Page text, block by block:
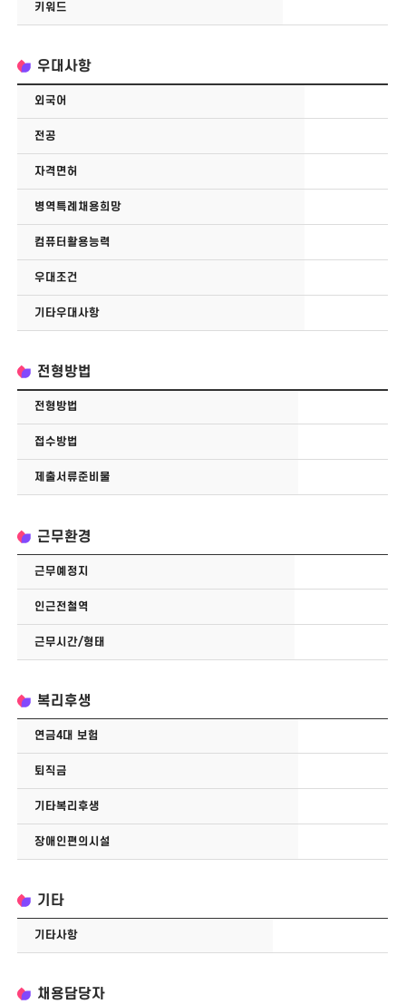
키워드
우대사항
외국어
전공
자격면허
병역특례채용희망
컴퓨터활용능력
우대조건
기타우대사항
전형방법
전형방법
접수방법
제출서류준비물
근무환경
근무예정지
인근전철역
근무시간/형태
복리후생
연금4대 보험
퇴직금
기타복리후생
장애인편의시설
기타
기타사항
채용담당자